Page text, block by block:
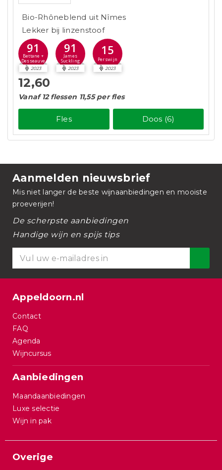
Bio-Rhôneblend uit Nîmes
Lekker bij linzenstoof
91
Bettane +
Desseauve
2023
91
James
Suckling
2023
15
Perswijn
2023
12,60
Vanaf 12 flessen 11,55 per fles
Fles Doos (6)
Aanmelden nieuwsbrief
Mis niet langer de beste wijnaanbiedingen en mooiste
proeverijen!
De scherpste aanbiedingen
Handige wijn en spijs tips
Appeldoorn.nl
Contact
FAQ
Agenda
Wijncursus
Aanbiedingen
Maandaanbiedingen
Luxe selectie
Wijn in pak
Overige